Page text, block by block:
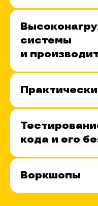
системы
и
кода и его
Воркшопы